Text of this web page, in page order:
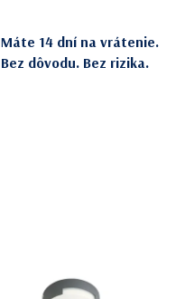
Máte 14 dní na vrátenie.
Bez dôvodu. Bez rizika.